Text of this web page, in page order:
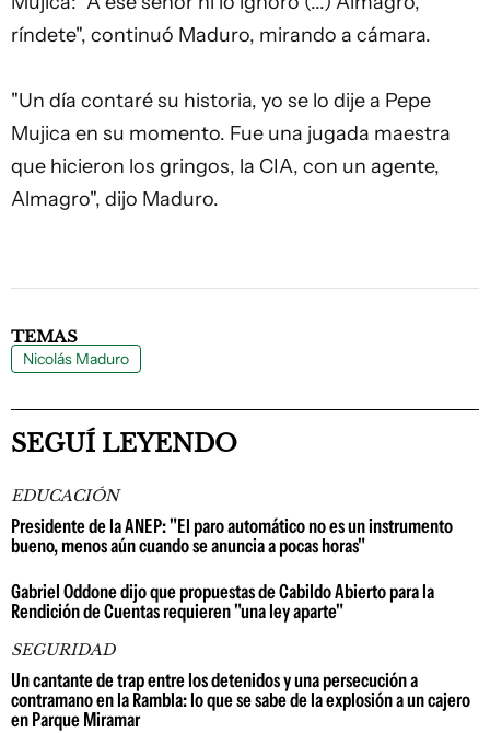
ríndete", continuó Maduro, mirando a cámara.
"Un día contaré su historia, yo se lo dije a Pepe
Mujica en su momento. Fue una jugada maestra
que hicieron los gringos, la CIA, con un agente,
Almagro", dijo Maduro.
TEMAS
Nicolás Maduro
SEGUÍ LEYENDO
EDUCACIÓN
Presidente de la ANEP: "El paro automático no es un instrumento
bueno, menos aún cuando se anuncia a pocas horas"
Gabriel Oddone dijo que propuestas de Cabildo Abierto para la
Rendición de Cuentas requieren "una ley aparte"
SEGURIDAD
Un cantante de trap entre los detenidos y una persecución a
contramano en la Rambla: lo que se sabe de la explosión a un cajero
en Parque Miramar